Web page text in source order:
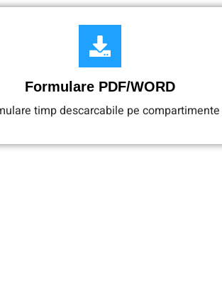
Formulare PDF/WORD
timp descarcabile pe compartimente